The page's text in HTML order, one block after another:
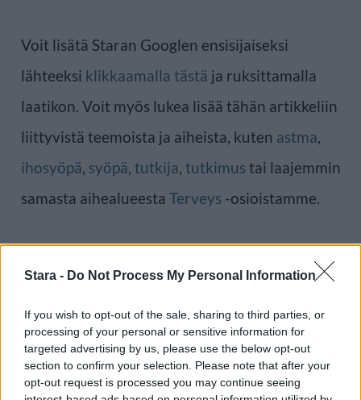
Stara - Do Not Process My Personal Information
If you wish to opt-out of the sale, sharing to third parties, or
processing of your personal or sensitive information for
targeted advertising by us, please use the below opt-out
section to confirm your selection. Please note that after your
opt-out request is processed you may continue seeing
Voit lisätä Staran Googlen ensisijaiseksi
lähteeksi klikkaamalla tästä ja ruksittamalla
laatikon. Voit myös lukea lisää tähän artikkeliin
liittyvistä teemoista ja aiheista, kuten astma,
ihosyöpä, syöpä, tutkija, tutkimus tai laajemmin
samasta aihealueesta Terveys -osioistamme.
Ilmoita virheestä·Tietoa meistä·Toimitusperiaatteet